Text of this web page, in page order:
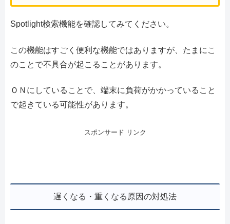
Spotlight検索機能を確認してみてください。
この機能はすごく便利な機能ではありますが、たまにこ
のことで不具合が起こることがあります。
ＯＮにしていることで、端末に負荷がかかっていること
で起きている可能性があります。
スポンサード リンク
遅くなる・重くなる原因の対処法